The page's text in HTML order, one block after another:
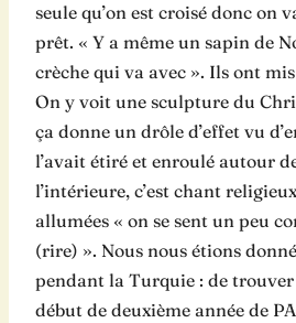
seule qu’on est croisé donc on
prêt. « Y a même un sapin de
crèche qui va avec ». Ils ont
On y voit une sculpture du
ça donne un drôle d’effet vu
l’avait étiré et enroulé autour
l’intérieure, c’est chant
allumées « on se sent un peu
(rire) ». Nous nous étions
pendant la Turquie : de
début de deuxième année de